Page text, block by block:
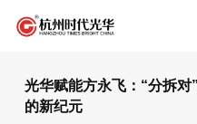
光华赋能方永飞：“分拆
的新纪元